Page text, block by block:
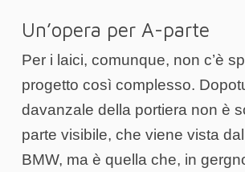
Un’opera per A-parte
Per i laici, comunque, non c’è
progetto così complesso.
davanzale della portiera non è
parte visibile, che viene vista
BMW, ma è quella che, in